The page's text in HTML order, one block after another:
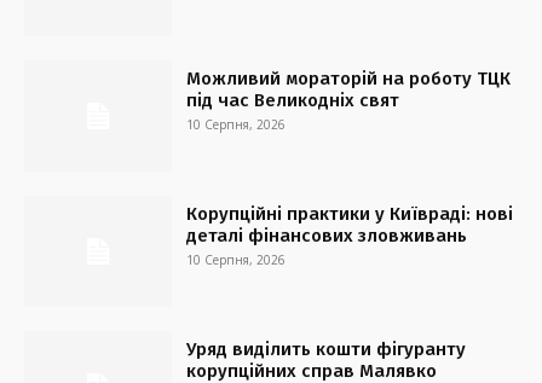
Можливий мораторій на роботу ТЦК
під час Великодніх свят
10 Серпня, 2026
Корупційні практики у Київраді: нові
деталі фінансових зловживань
10 Серпня, 2026
Уряд виділить кошти фігуранту
корупційних справ Малявко